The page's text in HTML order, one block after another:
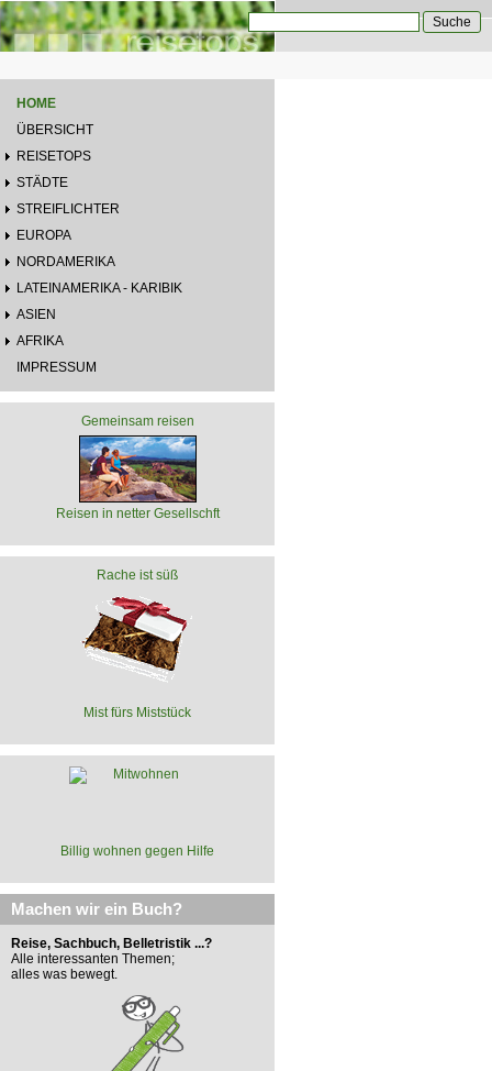
Direkt zum Inhalt
Suchformular
HOME
ÜBERSICHT
REISETOPS
STÄDTE
STREIFLICHTER
EUROPA
NORDAMERIKA
LATEINAMERIKA - KARIBIK
ASIEN
AFRIKA
IMPRESSUM
Gemeinsam reisen
Reisen in netter Gesellschft
Rache ist süß
Mist fürs Miststück
Billig wohnen gegen Hilfe
Machen wir ein Buch?
Reise, Sachbuch, Belletristik ...?
Alle interessanten Themen;
alles was bewegt.